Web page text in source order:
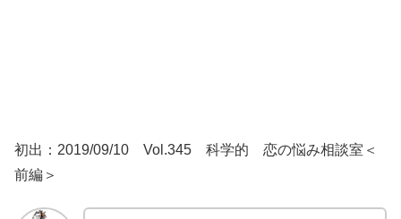
初出：2019/09/10 Vol.345 科学的 恋の悩み相談室＜
前編＞